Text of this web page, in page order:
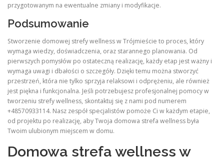
przygotowanym na ewentualne zmiany i modyfikacje.
Podsumowanie
Stworzenie domowej strefy wellness w Trójmieście to proces, który
wymaga wiedzy, doświadczenia, oraz starannego planowania. Od
pierwszych pomysłów po ostateczną realizację, każdy etap jest ważny i
wymaga uwagi i dbałości o szczegóły. Dzięki temu można stworzyć
przestrzeń, która nie tylko sprzyja relaksowi i odprężeniu, ale również
jest piękna i funkcjonalna. Jeśli potrzebujesz profesjonalnej pomocy w
tworzeniu strefy wellness, skontaktuj się z nami pod numerem
+48570933114. Nasz zespół specjalistów pomoże Ci w każdym etapie,
od projektu po realizację, aby Twoja domowa strefa wellness była
Twoim ulubionym miejscem w domu.
Domowa strefa wellness w